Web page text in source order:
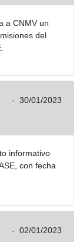
a CNMV un
del
- 30/01/2023
informativo
con fecha
- 02/01/2023